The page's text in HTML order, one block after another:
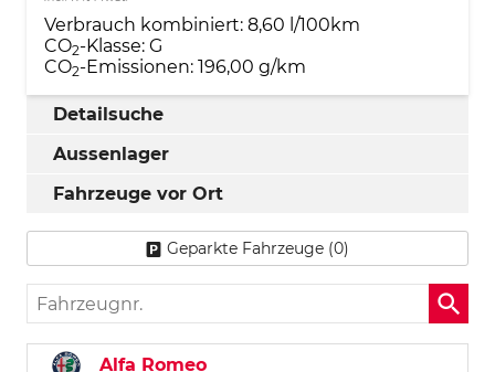
Verbrauch kombiniert: 8,60 l/100km
CO2-Klasse: G
CO2-Emissionen: 196,00 g/km
Detailsuche
Aussenlager
Fahrzeuge vor Ort
Geparkte Fahrzeuge (0)
Fahrzeugnr.
Alfa Romeo